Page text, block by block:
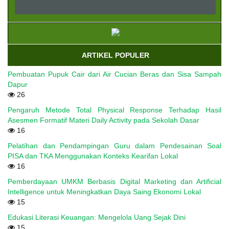
ARTIKEL POPULER
Pembuatan Pupuk Cair dari Air Cucian Beras dan Sisa Sampah
Dapur
26
Pengaruh Metode Total Physical Response Terhadap Hasil
Asesmen Formatif Materi Daily Activity pada Sekolah Dasar
16
Pelatihan dan Pendampingan Guru dalam Pendesainan Soal
PISA dan TKA Menggunakan Konteks Kearifan Lokal
16
Pemberdayaan UMKM Berbasis Digital Marketing dan Artificial
Intelligence untuk Meningkatkan Daya Saing Ekonomi Lokal
15
Edukasi Literasi Keuangan: Mengelola Uang Sejak Dini